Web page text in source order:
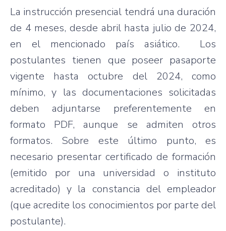
La instrucción presencial tendrá una duración
de 4 meses, desde abril hasta julio de 2024,
en el mencionado país asiático. Los
postulantes tienen que poseer pasaporte
vigente hasta octubre del 2024, como
mínimo, y las documentaciones solicitadas
deben adjuntarse preferentemente en
formato PDF, aunque se admiten otros
formatos. Sobre este último punto, es
necesario presentar certificado de formación
(emitido por una universidad o instituto
acreditado) y la constancia del empleador
(que acredite los conocimientos por parte del
postulante).